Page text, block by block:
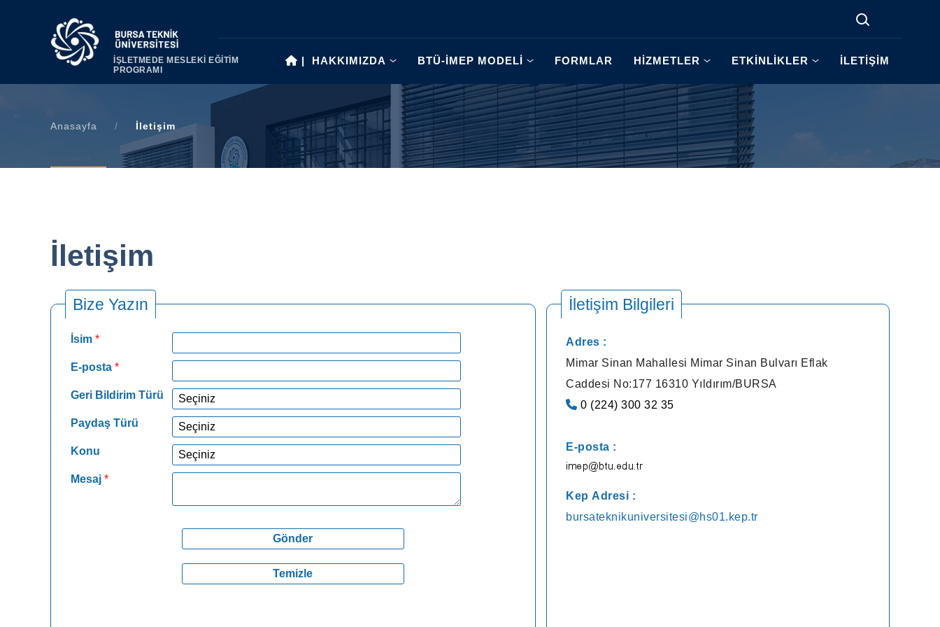
İŞLETMEDE MESLEKİ EĞİTİM
PROGRAMI
| HAKKIMIZDA BTÜ-İMEP MODELİ FORMLAR HİZMETLER ETKİNLİKLER İLETİŞİM
Anasayfa / İletişim
İletişim
Bize Yazın
İsim *
E-posta *
Geri Bildirim Türü
Paydaş Türü
Konu
Mesaj *
İletişim Bilgileri
Adres :
Mimar Sinan Mahallesi Mimar Sinan Bulvarı Eflak
Caddesi No:177 16310 Yıldırım/BURSA
0 (224) 300 32 35
E-posta :
Kep Adresi :
bursateknikuniversitesi@hs01.kep.tr